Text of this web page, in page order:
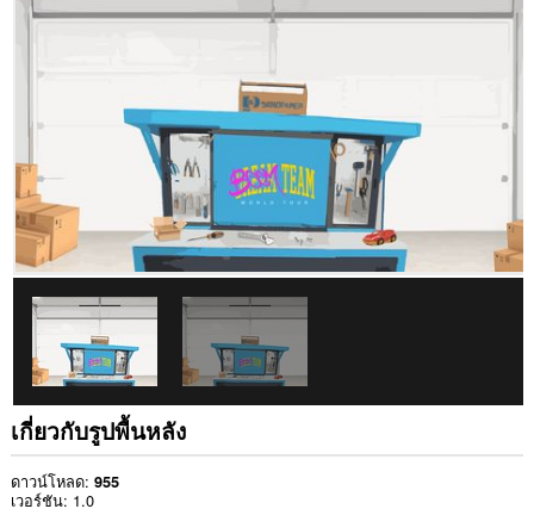
เกี่ยวกับรูปพื้นหลัง
ดาวน์โหลด 955
เวอร์ชัน 1.0